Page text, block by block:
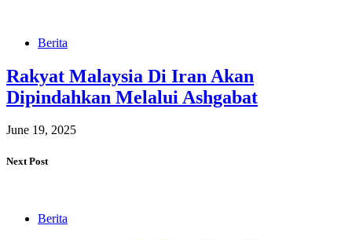
Berita
Rakyat Malaysia Di Iran Akan
Dipindahkan Melalui Ashgabat
June 19, 2025
Next Post
Berita